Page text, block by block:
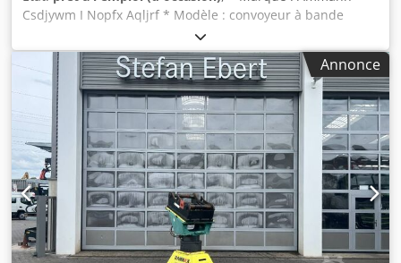
Csdjywm I Nopfx Aqljrf * Modèle : convoyeur à bande
doseur * Longueur A-A : 1700 mm * Largeur de bande :
650 mm * Entraînement : motoréducteur 1,5 kW * En stock
: 6 pièces.
Annonce